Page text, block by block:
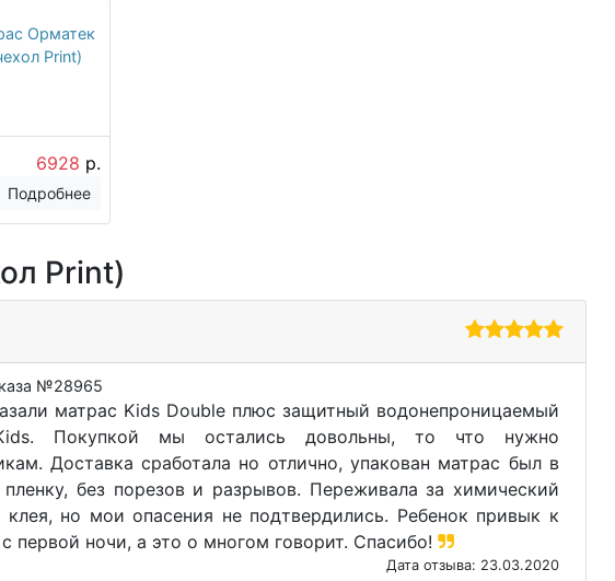
Орматек
Print)
6928 р.
Подробнее
Print)
№28965
матрас Kids Double плюс защитный водонепроницаемый
Покупкой мы остались довольны, то что нужно
Доставка сработала но отлично, упакован матрас был в
пленку, без порезов и разрывов. Переживала за химический
клея, но мои опасения не подтвердились. Ребенок привык к
первой ночи, а это о многом говорит. Спасибо!
Дата отзыва: 23.03.2020